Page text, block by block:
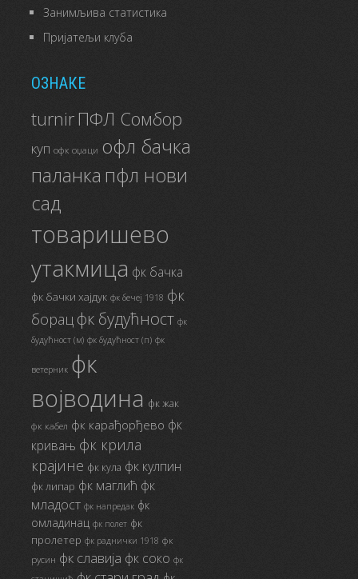
Занимљива статистика
Пријатељи клуба
ОЗНАКЕ
turnirПФЛ Сомбор
куп офк оџаци офл бачка
паланка пфл нови
сад
товаришево
утакмица фк бачка
фк бачки хајдук фк бечеј 1918 фк
борац фк будућност фк
будућност (м) фк будућност (п) фк
ветерник фк
војводина фк жак
фк кабел фк карађорђево фк
кривањ фк крила
крајине фк кула фк кулпин
фк липар фк маглић фк
младост фк напредак фк
омладинац фк полет фк
пролетер фк раднички 1918 фк
русин фк славија фк соко фк